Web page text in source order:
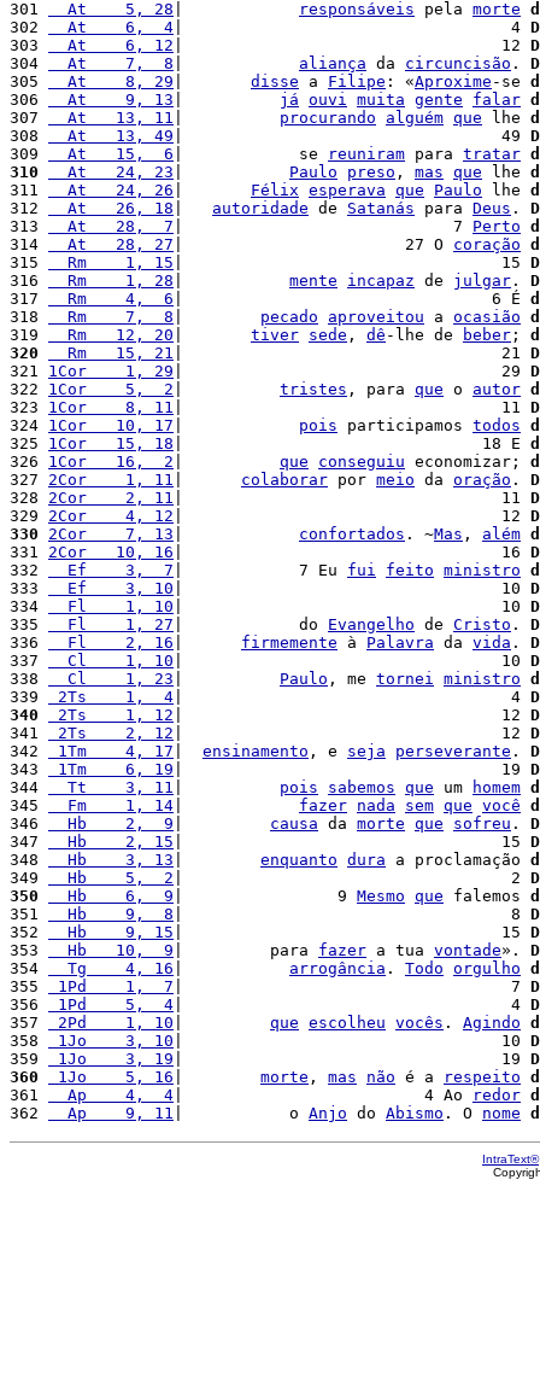
301
  At    5, 28
responsáveis pela morte
302
  At    6,  4
|                                  4
303
  At    6, 12
|                                 12
304
  At    7,  8
aliança da circuncisão .
305
  At    8, 29
disse a Filipe : «Aproxime -se
306
  At    9, 13
já ouvi muita gente falar
307
  At   13, 11
procurando alguém que lhe
308
  At   13, 49
|                                 49
309
  At   15,  6
|            se reuniram para tratar
310
  At   24, 23
Paulo preso , mas que lhe
311
  At   24, 26
Félix esperava que Paulo lhe
312
  At   26, 18
autoridade de Satanás para Deus .
313
  At   28,  7
|                            7 Perto
314
  At   28, 27
|                       27 O coração
315
  Rm    1, 15
|                                 15
316
  Rm    1, 28
mente incapaz de julgar .
317
  Rm    4,  6
|                                6 É
318
  Rm    7,  8
pecado aproveitou a ocasião
319
  Rm   12, 20
tiver sede , dê -lhe de beber ;
320
  Rm   15, 21
|                                 21
321 1Cor    1, 29 |                                 29
322 1Cor    5,  2 tristes , para que o autor
323 1Cor    8, 11 |                                 11
324 1Cor   10, 17 pois participamos todos
325 1Cor   15, 18 |                               18 E
326 1Cor   16,  2 que conseguiu economizar;
327 2Cor    1, 11 colaborar por meio da oração .
328 2Cor    2, 11 |                                 11
329 2Cor    4, 12 |                                 12
330
2Cor    7, 13 confortados . ~Mas , além
331 2Cor   10, 16 |                                 16
332
  Ef    3,  7
|            7 Eu fui feito ministro
333
  Ef    3, 10
|                                 10
334
  Fl    1, 10
|                                 10
335
  Fl    1, 27
|            do Evangelho de Cristo .
336
  Fl    2, 16
firmemente à Palavra da vida .
337
  Cl    1, 10
|                                 10
338
  Cl    1, 23
Paulo , me tornei ministro
339
2Ts    1,  4 |                                  4
340
2Ts    1, 12 |                                 12
341
2Ts    2, 12 |                                 12
342
1Tm    4, 17 ensinamento , e seja perseverante .
343
1Tm    6, 19 |                                 19
344
  Tt    3, 11
pois sabemos que um homem
345
  Fm    1, 14
fazer nada sem que você
346
  Hb    2,  9
causa da morte que sofreu .
347
  Hb    2, 15
|                                 15
348
  Hb    3, 13
enquanto dura a proclamação
349
  Hb    5,  2
|                                  2
350
  Hb    6,  9
|                9 Mesmo que falemos
351
  Hb    9,  8
|                                  8
352
  Hb    9, 15
|                                 15
353
  Hb   10,  9
|         para fazer a tua vontade».
354
  Tg    4, 16
arrogância . Todo orgulho
355
1Pd    1,  7 |                                  7
356
1Pd    5,  4 |                                  4
357
2Pd    1, 10 que escolheu vocês . Agindo
358
1Jo    3, 10 |                                 10
359
1Jo    3, 19 |                                 19
360
1Jo    5, 16 morte , mas não é a respeito
361
  Ap    4,  4
|                         4 Ao redor
362
  Ap    9, 11
|           o Anjo do Abismo . O nome
IntraText®